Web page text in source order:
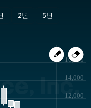
Inc.
12,000
14,000
16,000